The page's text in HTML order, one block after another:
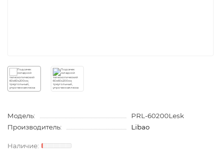
Модель:
PRL-60200Lesk
Производитель:
Libao